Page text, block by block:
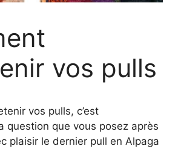
vos pulls
vos pulls, c’est
question que vous posez après
plaisir le dernier pull en Alpaga